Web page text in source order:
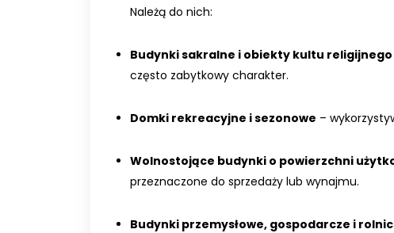
Należą do nich:
Budynki sakralne i obiekty kultu religijnego
często zabytkowy charakter.
Domki rekreacyjne i sezonowe –
Wolnostojące budynki o powierzchni
przeznaczone do sprzedaży lub wynajmu.
Budynki przemysłowe, gospodarcze i